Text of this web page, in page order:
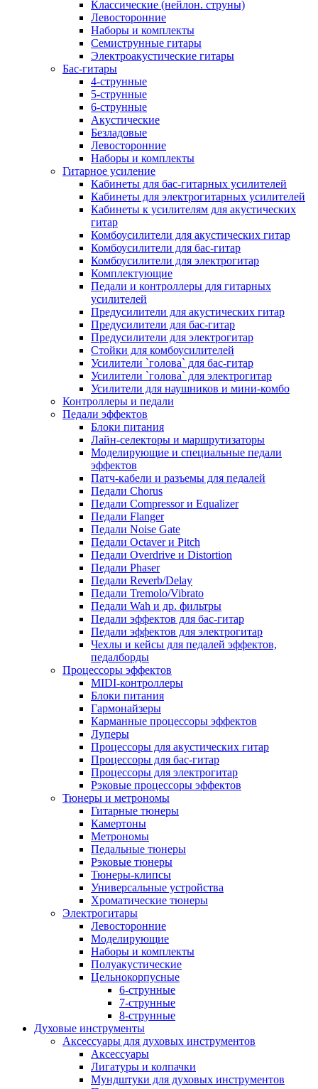
Классические (нейлон. струны)
Левосторонние
Наборы и комплекты
Семиструнные гитары
Электроакустические гитары
Бас-гитары
4-струнные
5-струнные
6-струнные
Акустические
Безладовые
Левосторонние
Наборы и комплекты
Гитарное усиление
Кабинеты для бас-гитарных усилителей
Кабинеты для электрогитарных усилителей
Кабинеты к усилителям для акустических
гитар
Комбоусилители для акустических гитар
Комбоусилители для бас-гитар
Комбоусилители для электрогитар
Комплектующие
Педали и контроллеры для гитарных
усилителей
Предусилители для акустических гитар
Предусилители для бас-гитар
Предусилители для электрогитар
Стойки для комбоусилителей
Усилители `голова` для бас-гитар
Усилители `голова` для электрогитар
Усилители для наушников и мини-комбо
Контроллеры и педали
Педали эффектов
Блоки питания
Лайн-селекторы и маршрутизаторы
Моделирующие и специальные педали
эффектов
Патч-кабели и разъемы для педалей
Педали Chorus
Педали Compressor и Equalizer
Педали Flanger
Педали Noise Gate
Педали Octaver и Pitch
Педали Overdrive и Distortion
Педали Phaser
Педали Reverb/Delay
Педали Tremolo/Vibrato
Педали Wah и др. фильтры
Педали эффектов для бас-гитар
Педали эффектов для электрогитар
Чехлы и кейсы для педалей эффектов,
педалборды
Процессоры эффектов
MIDI-контроллеры
Блоки питания
Гармонайзеры
Карманные процессоры эффектов
Луперы
Процессоры для акустических гитар
Процессоры для бас-гитар
Процессоры для электрогитар
Рэковые процессоры эффектов
Тюнеры и метрономы
Гитарные тюнеры
Камертоны
Метрономы
Педальные тюнеры
Рэковые тюнеры
Тюнеры-клипсы
Универсальные устройства
Хроматические тюнеры
Электрогитары
Левосторонние
Моделирующие
Наборы и комплекты
Полуакустические
Цельнокорпусные
6-струнные
7-струнные
8-струнные
Духовые инструменты
Аксессуары для духовых инструментов
Аксессуары
Лигатуры и колпачки
Мундштуки для духовых инструментов